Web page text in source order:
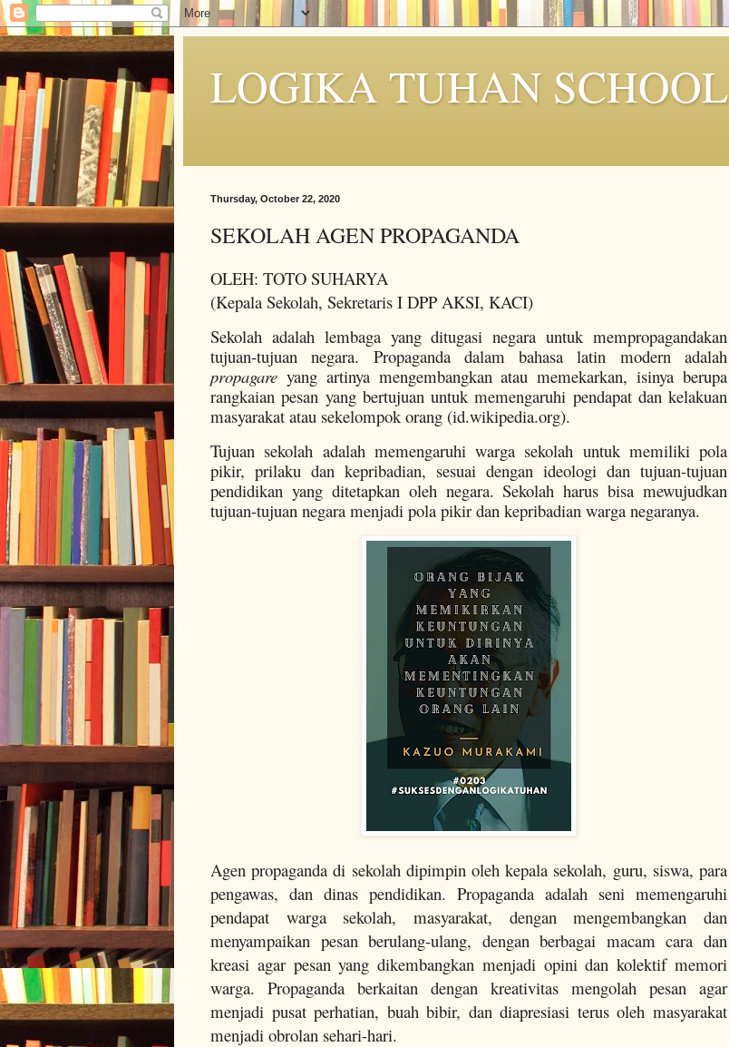
LOGIKA TUHAN SCHOOL
Thursday, October 22, 2020
SEKOLAH AGEN PROPAGANDA
OLEH: TOTO SUHARYA
(Kepala Sekolah, Sekretaris I DPP AKSI, KACI)
Sekolah adalah lembaga yang ditugasi negara untuk mempropagandakan
tujuan-tujuan negara. Propaganda dalam bahasa latin modern adalah
propagare yang artinya mengembangkan atau memekarkan, isinya berupa
rangkaian pesan yang bertujuan untuk memengaruhi pendapat dan kelakuan
masyarakat atau sekelompok orang (id.wikipedia.org).
Tujuan sekolah adalah memengaruhi warga sekolah untuk memiliki pola
pikir, prilaku dan kepribadian, sesuai dengan ideologi dan tujuan-tujuan
pendidikan yang ditetapkan oleh negara. Sekolah harus bisa mewujudkan
tujuan-tujuan negara menjadi pola pikir dan kepribadian warga negaranya.
Agen propaganda di sekolah dipimpin oleh kepala sekolah, guru, siswa, para
pengawas, dan dinas pendidikan. Propaganda adalah seni memengaruhi
pendapat warga sekolah, masyarakat, dengan mengembangkan dan
menyampaikan pesan berulang-ulang, dengan berbagai macam cara dan
kreasi agar pesan yang dikembangkan menjadi opini dan kolektif memori
warga. Propaganda berkaitan dengan kreativitas mengolah pesan agar
menjadi pusat perhatian, buah bibir, dan diapresiasi terus oleh masyarakat
menjadi obrolan sehari-hari.